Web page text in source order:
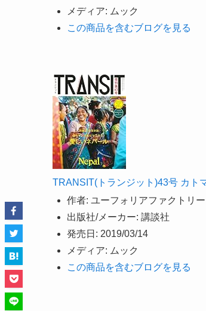
メディア: ムック
この商品を含むブログを見る
TRANSIT(トランジット)43号 カト
作者: ユーフォリアファクトリー
出版社/メーカー: 講談社
発売日: 2019/03/14
メディア: ムック
この商品を含むブログを見る